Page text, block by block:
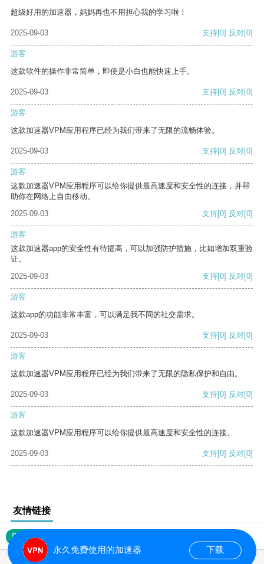
超级好用的加速器，妈妈再也不用担心我的学习啦！
2025-09-03 支持[0] 反对[0]
游客
这款软件的操作非常简单，即使是小白也能快速上手。
2025-09-03 支持[0] 反对[0]
游客
这款加速器VPM应用程序已经为我们带来了无限的流畅体验。
2025-09-03 支持[0] 反对[0]
游客
这款加速器VPM应用程序可以给你提供最高速度和安全性的连接，并帮
助你在网络上自由移动。
2025-09-03
支持[0] 反对[0]
游客
这款加速器app的安全性有待提高，可以加强防护措施，比如增加双重验
证。
2025-09-03
支持[0] 反对[0]
游客
这款app的功能非常丰富，可以满足我不同的社交需求。
2025-09-03 支持[0] 反对[0]
游客
这款加速器VPM应用程序已经为我们带来了无限的隐私保护和自由。
2025-09-03 支持[0] 反对[0]
游客
这款加速器VPM应用程序可以给你提供最高速度和安全性的连接。
2025-09-03 支持[0] 反对[0]
友情链接
网站地图
永久免费使用的加速器 下载